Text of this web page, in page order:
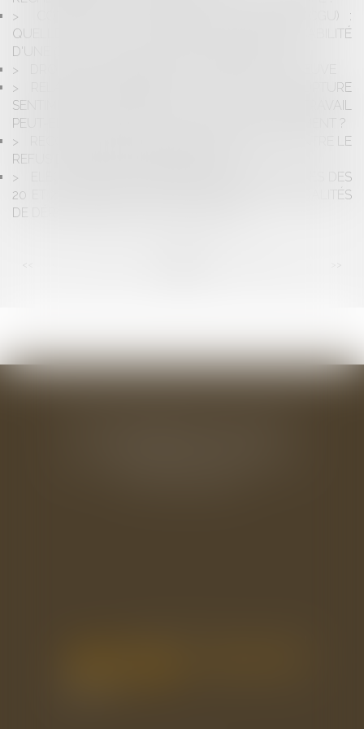
CONDITIONS GÉNÉRALES D’UTILISATION (CGU) :
QUELLES SONT LES CONDITIONS D'OPPOSABILITÉ
D'UNE CLAUSE ATTRIBUTIVE DE COMPÉTENCE ?
RELATION AMOUREUSE AU TRAVAIL : UNE RUPTURE
SENTIMENTALE ENTRE DEUX COLLÈGUES DE TRAVAIL
PEUT-ELLE CONSTITUER UN MOTIF DE LICENCIEMENT ?
RECOURS EN ANNULATION ET RECOURS CONTRE LE
REFUS D’ABROGATION : MÊME OBJET ?
ELECTIONS DÉPARTEMENTALES ET RÉGIONALES DES
20 ET 27 JUIN 2021 : QUELLES SERONT LES MODALITÉS
DE DÉROULEMENT AVEC LE COVID-19 ?